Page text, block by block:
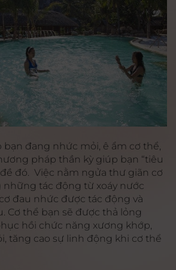
đang nhức mỏi, ê ẩm cơ thể,
pháp thần kỳ giúp bạn “tiêu
đó. Việc nằm ngửa thư giãn cơ
những tác động từ xoáy nước
đau nhức được tác động và
Cơ thể bạn sẽ được thả lỏng
hồi chức năng xương khớp,
tăng cao sự linh động khi cơ thể